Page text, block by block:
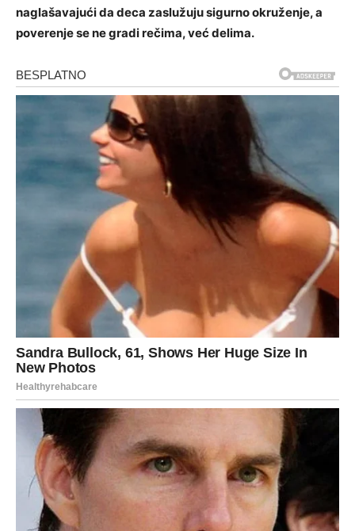
naglašavajući da deca zaslužuju sigurno okruženje, a
poverenje se ne gradi rečima, već delima.